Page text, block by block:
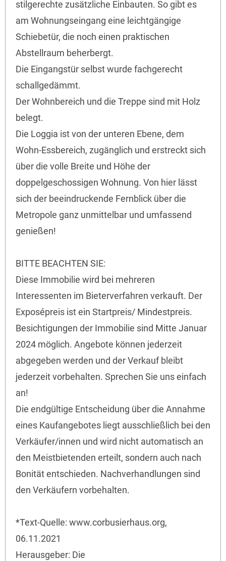
stilgerechte zusätzliche Einbauten. So gibt es
am Wohnungseingang eine leichtgängige
Schiebetür, die noch einen praktischen
Abstellraum beherbergt.
Die Eingangstür selbst wurde fachgerecht
schallgedämmt.
Der Wohnbereich und die Treppe sind mit Holz
belegt.
Die Loggia ist von der unteren Ebene, dem
Wohn-Essbereich, zugänglich und erstreckt sich
über die volle Breite und Höhe der
doppelgeschossigen Wohnung. Von hier lässt
sich der beeindruckende Fernblick über die
Metropole ganz unmittelbar und umfassend
genießen!
BITTE BEACHTEN SIE:
Diese Immobilie wird bei mehreren
Interessenten im Bieterverfahren verkauft. Der
Exposépreis ist ein Startpreis/ Mindestpreis.
Besichtigungen der Immobilie sind Mitte Januar
2024 möglich. Angebote können jederzeit
abgegeben werden und der Verkauf bleibt
jederzeit vorbehalten. Sprechen Sie uns einfach
an!
Die endgültige Entscheidung über die Annahme
eines Kaufangebotes liegt ausschließlich bei den
Verkäufer/innen und wird nicht automatisch an
den Meistbietenden erteilt, sondern auch nach
Bonität entschieden. Nachverhandlungen sind
den Verkäufern vorbehalten.
*Text-Quelle: www.corbusierhaus.org,
06.11.2021
Herausgeber: Die